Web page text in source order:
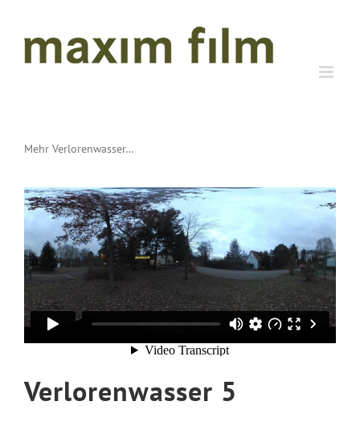
springen
Mehr Verlorenwasser…
Verlorenwasser 5